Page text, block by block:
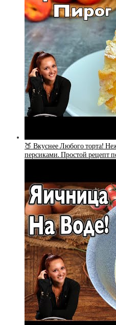
🍑 Вкуснее Любого торта!
персиками. Простой рецепт